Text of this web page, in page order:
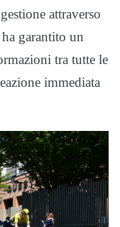
attraverso
ha garantito un
tra tutte le
immediata